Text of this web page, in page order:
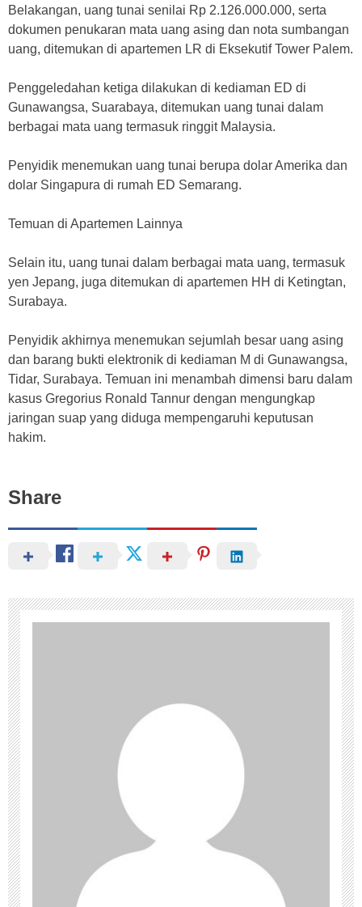
Belakangan, uang tunai senilai Rp 2.126.000.000, serta
dokumen penukaran mata uang asing dan nota sumbangan
uang, ditemukan di apartemen LR di Eksekutif Tower Palem.
Penggeledahan ketiga dilakukan di kediaman ED di
Gunawangsa, Suarabaya, ditemukan uang tunai dalam
berbagai mata uang termasuk ringgit Malaysia.
Penyidik menemukan uang tunai berupa dolar Amerika dan
dolar Singapura di rumah ED Semarang.
Temuan di Apartemen Lainnya
Selain itu, uang tunai dalam berbagai mata uang, termasuk
yen Jepang, juga ditemukan di apartemen HH di Ketingtan,
Surabaya.
Penyidik akhirnya menemukan sejumlah besar uang asing
dan barang bukti elektronik di kediaman M di Gunawangsa,
Tidar, Surabaya. Temuan ini menambah dimensi baru dalam
kasus Gregorius Ronald Tannur dengan mengungkap
jaringan suap yang diduga mempengaruhi keputusan
hakim.
Share